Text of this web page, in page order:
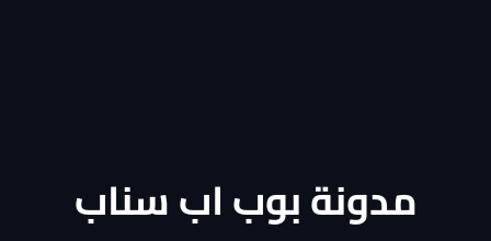
مدونة بوب اب سناب